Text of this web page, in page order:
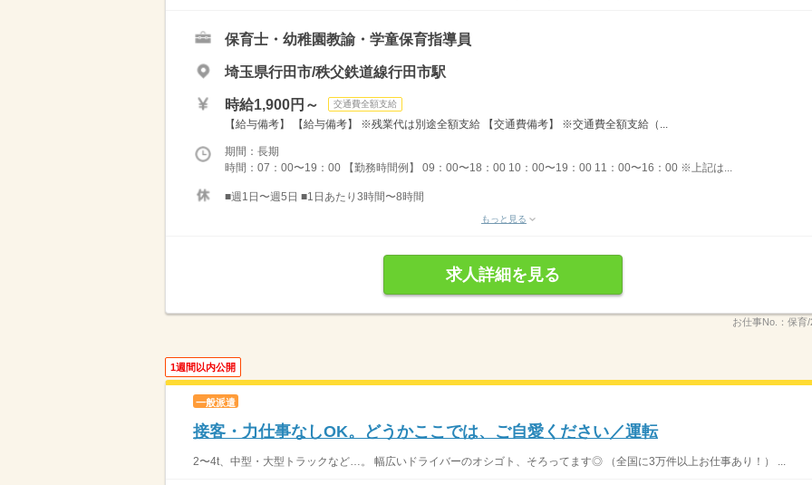
保育士・幼稚園教諭・学童保育指導員
埼玉県行田市/秩父鉄道線行田市駅
時給1,900円～ 交通費全額支給
【給与備考】 【給与備考】 ※残業代は別途全額支給 【交通費備考】 ※交通費全額支給（...
期間：長期
時間：07：00〜19：00 【勤務時間例】 09：00〜18：00 10：00〜19：00 11：00〜16：00 ※上記は...
■週1日〜週5日 ■1日あたり3時間〜8時間
もっと見る
求人詳細を見る
お仕事No.： 保育/
1週間以内公開
一般派遣
接客・力仕事なしOK。どうかここでは、ご自愛ください／運転
2〜4t、中型・大型トラックなど…。 幅広いドライバーのオシゴト、そろってます◎ （全国に3万件以上お仕事あり！） ...